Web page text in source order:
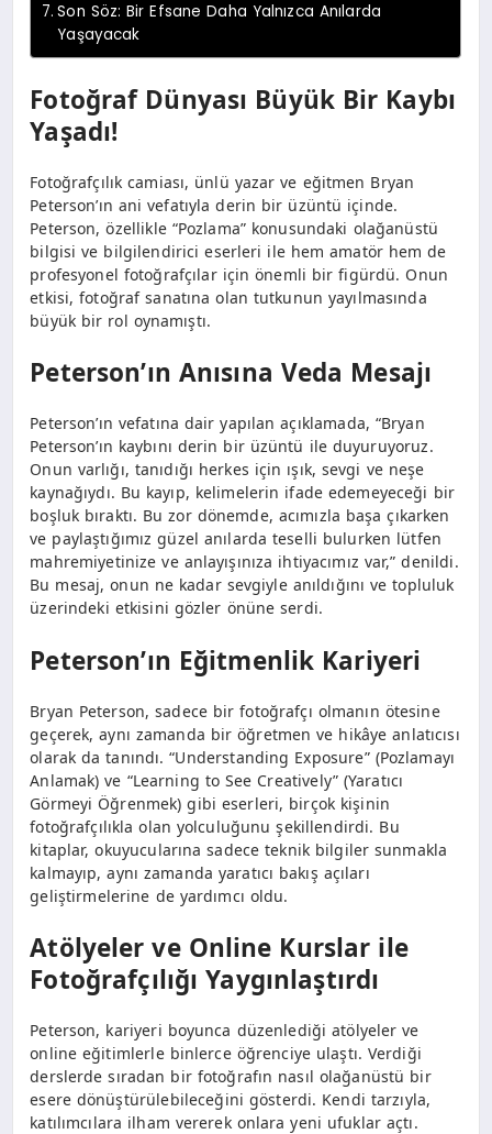
Son Söz: Bir Efsane Daha Yalnızca Anılarda
Yaşayacak
Fotoğraf Dünyası Büyük Bir Kaybı
Yaşadı!
Fotoğrafçılık camiası, ünlü yazar ve eğitmen Bryan
Peterson’ın ani vefatıyla derin bir üzüntü içinde.
Peterson, özellikle “Pozlama” konusundaki olağanüstü
bilgisi ve bilgilendirici eserleri ile hem amatör hem de
profesyonel fotoğrafçılar için önemli bir figürdü. Onun
etkisi, fotoğraf sanatına olan tutkunun yayılmasında
büyük bir rol oynamıştı.
Peterson’ın Anısına Veda Mesajı
Peterson’ın vefatına dair yapılan açıklamada, “Bryan
Peterson’ın kaybını derin bir üzüntü ile duyuruyoruz.
Onun varlığı, tanıdığı herkes için ışık, sevgi ve neşe
kaynağıydı. Bu kayıp, kelimelerin ifade edemeyeceği bir
boşluk bıraktı. Bu zor dönemde, acımızla başa çıkarken
ve paylaştığımız güzel anılarda teselli bulurken lütfen
mahremiyetinize ve anlayışınıza ihtiyacımız var,” denildi.
Bu mesaj, onun ne kadar sevgiyle anıldığını ve topluluk
üzerindeki etkisini gözler önüne serdi.
Peterson’ın Eğitmenlik Kariyeri
Bryan Peterson, sadece bir fotoğrafçı olmanın ötesine
geçerek, aynı zamanda bir öğretmen ve hikâye anlatıcısı
olarak da tanındı. “Understanding Exposure” (Pozlamayı
Anlamak) ve “Learning to See Creatively” (Yaratıcı
Görmeyi Öğrenmek) gibi eserleri, birçok kişinin
fotoğrafçılıkla olan yolculuğunu şekillendirdi. Bu
kitaplar, okuyucularına sadece teknik bilgiler sunmakla
kalmayıp, aynı zamanda yaratıcı bakış açıları
geliştirmelerine de yardımcı oldu.
Atölyeler ve Online Kurslar ile
Fotoğrafçılığı Yaygınlaştırdı
Peterson, kariyeri boyunca düzenlediği atölyeler ve
online eğitimlerle binlerce öğrenciye ulaştı. Verdiği
derslerde sıradan bir fotoğrafın nasıl olağanüstü bir
esere dönüştürülebileceğini gösterdi. Kendi tarzıyla,
katılımcılara ilham vererek onlara yeni ufuklar açtı.